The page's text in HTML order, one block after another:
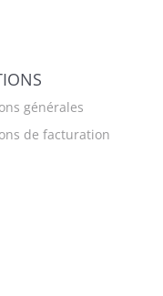
générales
de facturation